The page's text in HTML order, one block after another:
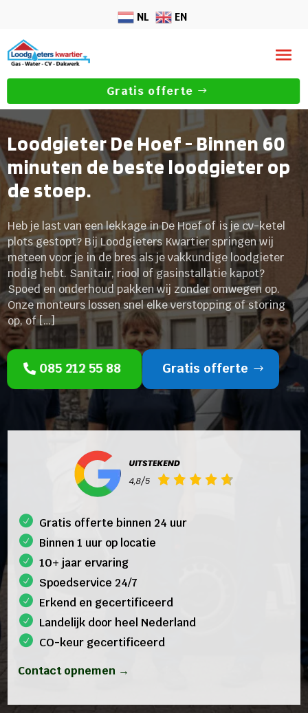
NL EN
Gratis offerte
Loodgieter De Hoef - Binnen 60
minuten de beste loodgieter op
de stoep.
Heb je last van een lekkage in De Hoef of is je cv-ketel
plots gestopt? Bij Loodgieters Kwartier springen wij
meteen voor je in de bres als je vakkundige loodgieter
nodig hebt. Sanitair, riool of gasinstallatie kapot?
Spoed en onderhoud pakken wij zonder omwegen op.
Onze monteurs lossen snel elke verstopping of storing
op, of […]
085 212 55 88 Gratis offerte
Gratis offerte binnen 24 uur
Binnen 1 uur op locatie
10+ jaar ervaring
Spoedservice 24/7
Erkend en gecertificeerd
Landelijk door heel Nederland
CO-keur gecertificeerd
Contact opnemen →